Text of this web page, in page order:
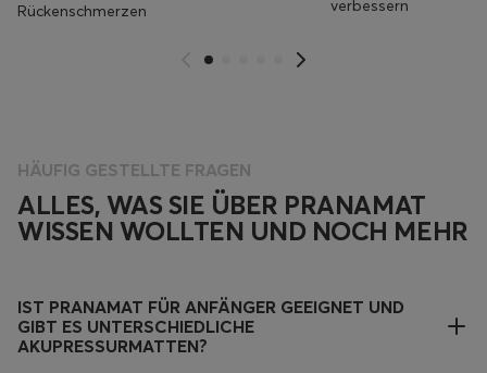
Rückenschmerzen
verbessern
HÄUFIG GESTELLTE FRAGEN
ALLES, WAS SIE ÜBER PRANAMAT
WISSEN WOLLTEN UND NOCH MEHR
IST PRANAMAT FÜR ANFÄNGER GEEIGNET UND
GIBT ES UNTERSCHIEDLICHE
AKUPRESSURMATTEN?